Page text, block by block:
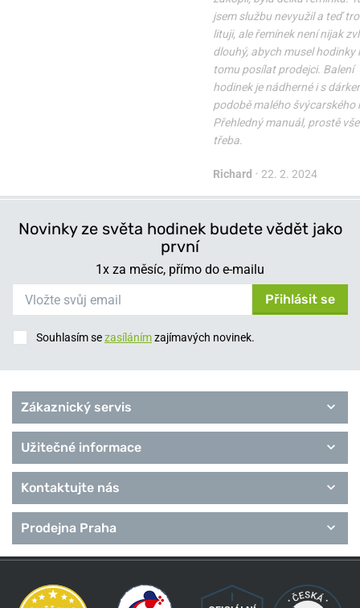
jsem službu nevyužil a teď
lituji, ale řemínek není nijak
dlouhý, abych musel hodinky
tomu posílat prodejci. Balení
hodinek je nádherné i s
podobě malého švýcarského
Přehledný manuál, prostě
třeba.
Richard • 22. 2. 2024
Novinky ze světa hodinek budete vědět jako
první
1x za měsíc, přímo do e-mailu
Přihlásit se
Souhlasím sezasílánímzajímavých novinek.
Zákaznický servis
Užitečné informace
Kontaktujte nás
Prodejna Praha